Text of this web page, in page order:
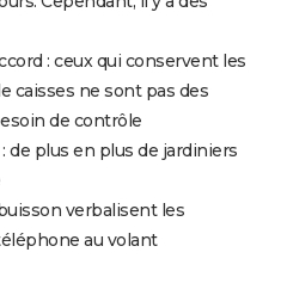
: ceux qui conservent les
caisses ne sont pas des
de contrôle
de plus en plus de jardiniers
verbalisent les
au volant